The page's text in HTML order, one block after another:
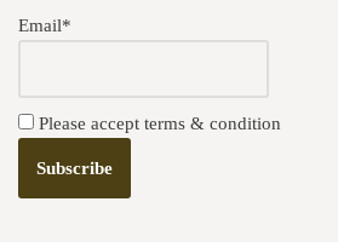
Email*
Please accept terms & condition